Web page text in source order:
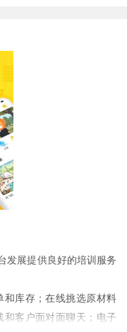
发展提供良好的培训服务
库存；在线挑选原材料
客户面对面聊天；电子